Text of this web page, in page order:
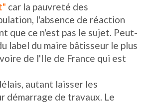
car la pauvreté des
l'absence de réaction
que ce n'est pas le sujet. Peut-
label du maire bâtisseur le plus
de l'Ile de France qui est
autant laisser les
démarrage de travaux. Le